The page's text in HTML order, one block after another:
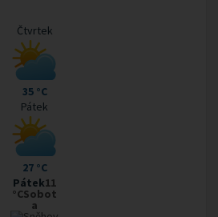
Čtvrtek
35 °C
Pátek
27 °C
Pátek11
°CSobot
a